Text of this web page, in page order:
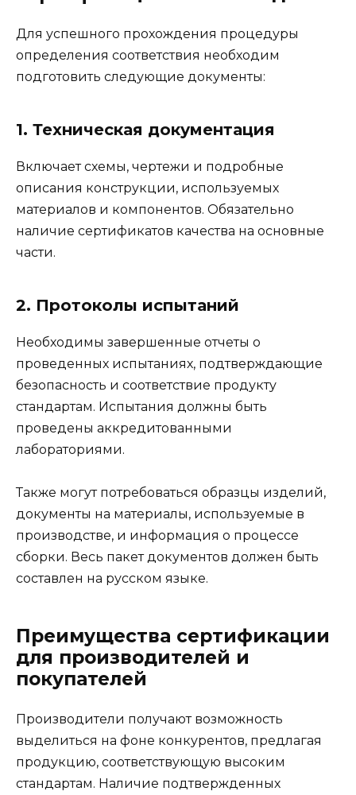
Для успешного прохождения процедуры
определения соответствия необходим
подготовить следующие документы:
1. Техническая документация
Включает схемы, чертежи и подробные
описания конструкции, используемых
материалов и компонентов. Обязательно
наличие сертификатов качества на основные
части.
2. Протоколы испытаний
Необходимы завершенные отчеты о
проведенных испытаниях, подтверждающие
безопасность и соответствие продукту
стандартам. Испытания должны быть
проведены аккредитованными
лабораториями.
Также могут потребоваться образцы изделий,
документы на материалы, используемые в
производстве, и информация о процессе
сборки. Весь пакет документов должен быть
составлен на русском языке.
Преимущества сертификации
для производителей и
покупателей
Производители получают возможность
выделиться на фоне конкурентов, предлагая
продукцию, соответствующую высоким
стандартам. Наличие подтвержденных